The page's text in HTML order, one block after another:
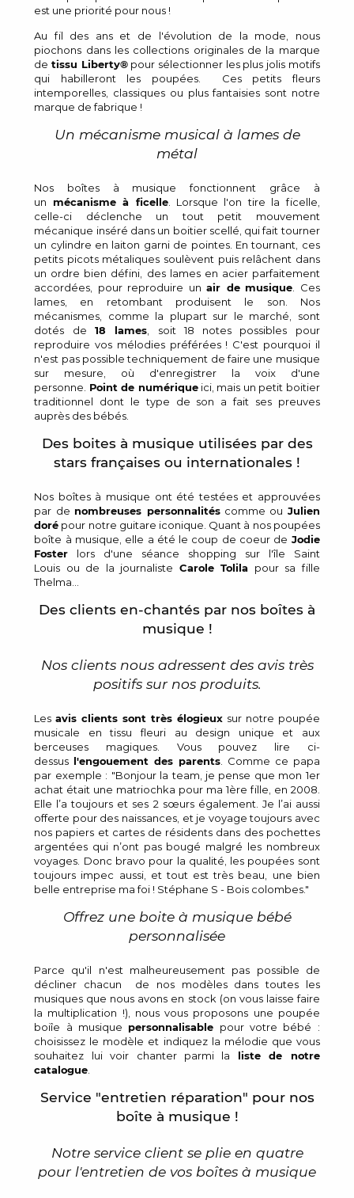
est une priorité pour nous !
Au fil des ans et de l'évolution de la mode, nous
piochons dans les collections originales de la marque
de tissu Liberty®pour sélectionner les plus jolis motifs
qui habilleront les poupées. Ces petits fleurs
intemporelles, classiques ou plus fantaisies sont notre
marque de fabrique !
Un mécanisme musical à lames de
métal
Nos boîtes à musique fonctionnent grâce à
un mécanisme à ficelle. Lorsque l'on tire la ficelle,
celle-ci déclenche un tout petit mouvement
mécanique inséré dans un boitier scellé, qui fait tourner
un cylindre en laiton garni de pointes. En tournant, ces
petits picots métaliques soulèvent puis relâchent dans
un ordre bien défini, des lames en acier parfaitement
accordées, pour reproduire unair de musique . Ces
lames, en retombant produisent le son. Nos
mécanismes, comme la plupart sur le marché, sont
dotés de 18 lames , soit 18 notes possibles pour
reproduire vos mélodies préférées ! C'est pourquoi il
n'est pas possible techniquement de faire une musique
sur mesure, où d'enregistrer la voix d'une
personne. Point de numériqueici, mais un petit boitier
traditionnel dont le type de son a fait ses preuves
auprès des bébés.
Des boites à musique utilisées par des
stars françaises ou internationales !
Nos boîtes à musique ont été testées et approuvées
par de nombreuses personnalitéscomme ou Julien
doré pour notre guitare iconique. Quant à nos poupées
boîte à musique, elle a été le coup de coeur de Jodie
Foster lors d'une séance shopping sur l'île Saint
Louis ou de la journaliste Carole Tolila pour sa fille
Thelma...
Des clients en-chantés par nos boîtes à
musique !
Nos clients nous adressent des avis très
positifs sur nos produits.
Lesavis clients sont très élogieuxsur notre poupée
musicale en tissu fleuri au design unique et aux
berceuses magiques. Vous pouvez lire ci-
dessus l'engouement des parents . Comme ce papa
par exemple : "Bonjour la team, je pense que mon 1er
achat était une matriochka pour ma 1ère fille, en 2008.
Elle l’a toujours et ses 2 sœurs également. Je l’ai aussi
offerte pour des naissances, et je voyage toujours avec
nos papiers et cartes de résidents dans des pochettes
argentées qui n’ont pas bougé malgré les nombreux
voyages. Donc bravo pour la qualité, les poupées sont
toujours impec aussi, et tout est très beau, une bien
belle entreprise ma foi ! Stéphane S - Bois colombes."
Offrez une boite à musique bébé
personnalisée
Parce qu'il n'est malheureusement pas possible de
décliner chacun de nos modèles dans toutes les
musiques que nous avons en stock (on vous laisse faire
la multiplication !), nous vous proposons une poupée
boiîe à musique personnalisable pour votre bébé :
choisissez le modèle et indiquez la mélodie que vous
souhaitez lui voir chanter parmi la liste de notre
catalogue
Service "entretien réparation" pour nos
boîte à musique !
Notre service client se plie en quatre
pour l'entretien de vos boîtes à musique